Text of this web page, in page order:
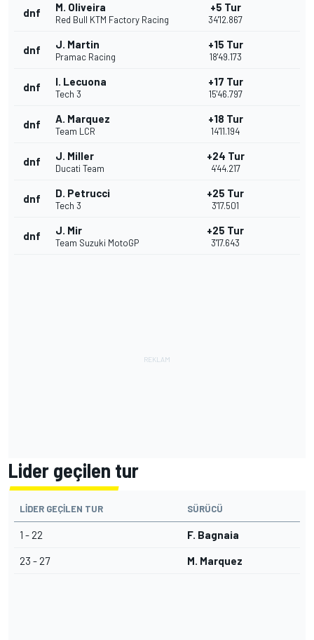
dnf M. Oliveira
Red Bull KTM Factory Racing
+5 Tur
34'12.867
dnf J. Martin
Pramac Racing
+15 Tur
18'49.173
dnf I. Lecuona
Tech 3
+17 Tur
15'46.797
dnf A. Marquez
Team LCR
+18 Tur
14'11.194
dnf J. Miller
Ducati Team
+24 Tur
4'44.217
dnf D. Petrucci
Tech 3
+25 Tur
3'17.501
dnf J. Mir
Team Suzuki MotoGP
+25 Tur
3'17.643
Lider geçilen tur
LIDER GEÇILEN TUR SÜRÜCÜ
1 - 22 F. Bagnaia
23 - 27 M. Marquez